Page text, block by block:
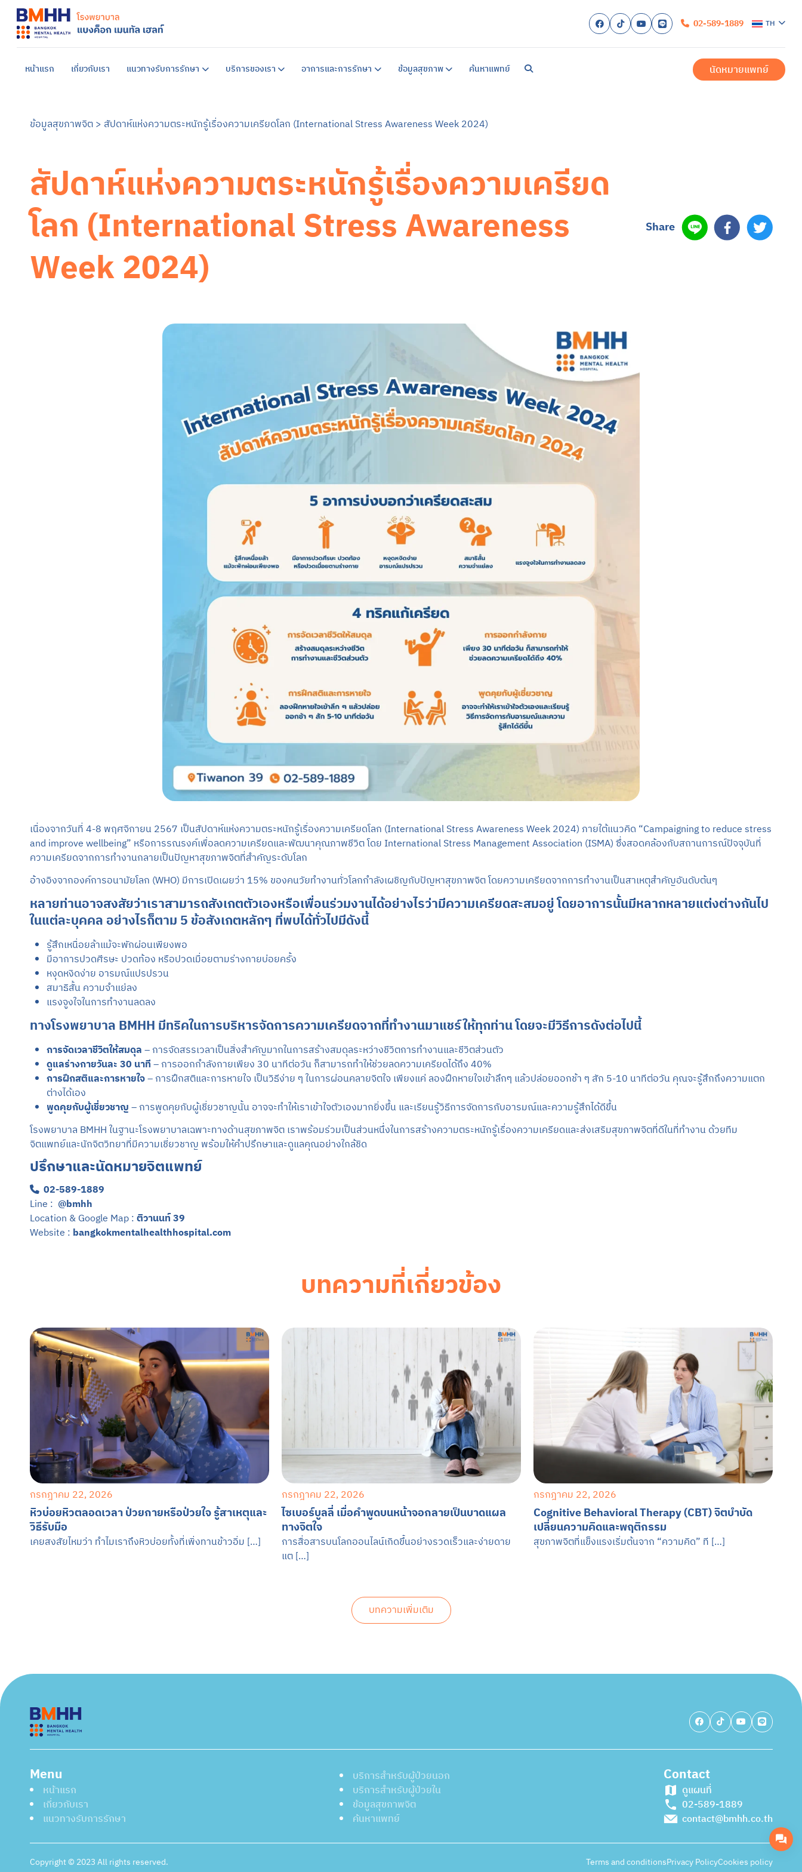
02-589-1889 TH
หน้าแรก เกี่ยวกับเรา แนวทางรับการรักษา บริการของเรา อาการและการรักษา ข้อมูลสุขภาพ ค้นหาแพทย์ นัดหมายแพทย์
เกี่ยวกับเรา
อาการและการรักษา
ซึมเศร้า
วิตกกังวล
จิตเภท
อารมณ์สองขั้ว
สมองเสื่อม
ออทิสติก หรือภาวะออทิสติกสเปกตรัม (ASD)
สมาธิสั้น
โรคแพนิค
ภาวะเครียดหลังเผชิญเหตุการณ์รุนแรง
ข้อมูลสุขภาพจิต
แบบทดสอบสุขภาพจิต
ข่าวสารและบริการ
ค้นหาแพทย์
นัดหมายแพทย์
ข้อมูลสุขภาพจิต> สัปดาห์แห่งความตระหนักรู้เรื่องความเครียดโลก (International Stress Awareness Week 2024)
สัปดาห์แห่งความตระหนักรู้เรื่องความเครียด
โลก (International Stress Awareness
Week 2024)
Share
เนื่องจากวันที่ 4-8 พฤศจิกายน 2567 เป็นสัปดาห์แห่งความตระหนักรู้เรื่องความเครียดโลก (International Stress Awareness Week 2024) ภายใต้แนวคิด “Campaigning to reduce stress
and improve wellbeing” หรือการรณรงค์เพื่อลดความเครียดและพัฒนาคุณภาพชีวิต โดย International Stress Management Association (ISMA) ซึ่งสอดคล้องกับสถานการณ์ปัจจุบันที่
ความเครียดจากการทำงานกลายเป็นปัญหาสุขภาพจิตที่สำคัญระดับโลก
อ้างอิงจากองค์การอนามัยโลก (WHO) มีการเปิดเผยว่า 15% ของคนวัยทำงานทั่วโลกกำลังเผชิญกับปัญหาสุขภาพจิต โดยความเครียดจากการทำงานเป็นสาเหตุสำคัญอันดับต้นๆ
หลายท่านอาจสงสัยว่าเราสามารถสังเกตตัวเองหรือเพื่อนร่วมงานได้อย่างไรว่ามีความเครียดสะสมอยู่ โดยอาการนั้นมีหลากหลายแต่งต่างกันไป
ในแต่ละบุคคล อย่างไรก็ตาม 5 ข้อสังเกตหลักๆ ที่พบได้ทั่วไปมีดังนี้
รู้สึกเหนื่อยล้าแม้จะพักผ่อนเพียงพอ
มีอาการปวดศีรษะ ปวดท้อง หรือปวดเมื่อยตามร่างกายบ่อยครั้ง
หงุดหงิดง่าย อารมณ์แปรปรวน
สมาธิสั้น ความจำแย่ลง
แรงจูงใจในการทำงานลดลง
ทางโรงพยาบาล BMHH มีทริคในการบริหารจัดการความเครียดจากที่ทำงานมาแชร์ให้ทุกท่าน โดยจะมีวิธีการดังต่อไปนี้
การจัดเวลาชีวิตให้สมดุล– การจัดสรรเวลาเป็นสิ่งสำคัญมากในการสร้างสมดุลระหว่างชีวิตการทำงานและชีวิตส่วนตัว
ดูแลร่างกายวันละ 30 นาที– การออกกำลังกายเพียง 30 นาทีต่อวัน ก็สามารถทำให้ช่วยลดความเครียดได้ถึง 40%
การฝึกสติและการหายใจ– การฝึกสติและการหายใจ เป็นวิธีง่าย ๆ ในการผ่อนคลายจิตใจ เพียงแค่ ลองฝึกหายใจเข้าลึกๆ แล้วปล่อยออกช้า ๆ สัก 5-10 นาทีต่อวัน คุณจะรู้สึกถึงความแตก
ต่างได้เอง
พูดคุยกับผู้เชี่ยวชาญ– การพูดคุยกับผู้เชี่ยวชาญนั้น อาจจะทำให้เราเข้าใจตัวเองมากยิ่งขึ้น และเรียนรู้วิธีการจัดการกับอารมณ์และความรู้สึกได้ดีขึ้น
โรงพยาบาล BMHH ในฐานะโรงพยาบาลเฉพาะทางด้านสุขภาพจิต เราพร้อมร่วมเป็นส่วนหนึ่งในการสร้างความตระหนักรู้เรื่องความเครียดและส่งเสริมสุขภาพจิตที่ดีในที่ทำงาน ด้วยทีม
จิตแพทย์และนักจิตวิทยาที่มีความเชี่ยวชาญ พร้อมให้คำปรึกษาและดูแลคุณอย่างใกล้ชิด
ปรึกษาและนัดหมายจิตแพทย์
02-589-1889
Line : @bmhh
Location & Google Map :ติวานนท์ 39
Website : bangkokmentalhealthhospital.com
บทความที่เกี่ยวข้อง
กรกฎาคม 22, 2026
หิวบ่อยหิวตลอดเวลา ป่วยกายหรือป่วยใจ รู้สาเหตุและ
วิธีรับมือ
เคยสงสัยไหมว่า ทำไมเราถึงหิวบ่อยทั้งที่เพิ่งทานข้าวอิ่ม […]
กรกฎาคม 22, 2026
ไซเบอร์บูลลี่ เมื่อคำพูดบนหน้าจอกลายเป็นบาดแผล
ทางจิตใจ
การสื่อสารบนโลกออนไลน์เกิดขึ้นอย่างรวดเร็วและง่ายดาย
แต […]
กรกฎาคม 22, 2026
Cognitive Behavioral Therapy (CBT) จิตบำบัด
เปลี่ยนความคิดและพฤติกรรม
สุขภาพจิตที่แข็งแรงเริ่มต้นจาก “ความคิด” ที […]
บทความเพิ่มเติม
Menu
หน้าแรก
เกี่ยวกับเรา
แนวทางรับการรักษา
บริการสำหรับผู้ป่วยนอก
บริการสำหรับผู้ป่วยใน
ข้อมูลสุขภาพจิต
ค้นหาแพทย์
Contact
ดูแผนที่
02-589-1889
contact@bmhh.co.th
Copyright © 2023 All rights reserved. Terms and conditionsPrivacy PolicyCookies policy